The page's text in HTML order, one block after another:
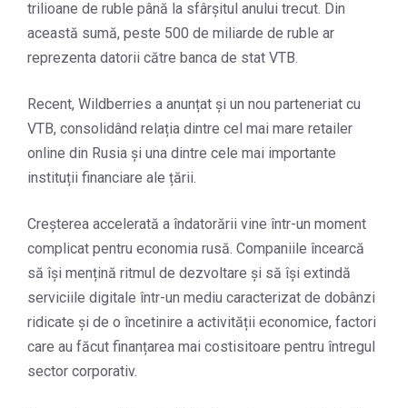
trilioane de ruble până la sfârșitul anului trecut. Din
această sumă, peste 500 de miliarde de ruble ar
reprezenta datorii către banca de stat VTB.
Recent, Wildberries a anunțat și un nou parteneriat cu
VTB, consolidând relația dintre cel mai mare retailer
online din Rusia și una dintre cele mai importante
instituții financiare ale țării.
Creșterea accelerată a îndatorării vine într-un moment
complicat pentru economia rusă. Companiile încearcă
să își mențină ritmul de dezvoltare și să își extindă
serviciile digitale într-un mediu caracterizat de dobânzi
ridicate și de o încetinire a activității economice, factori
care au făcut finanțarea mai costisitoare pentru întregul
sector corporativ.